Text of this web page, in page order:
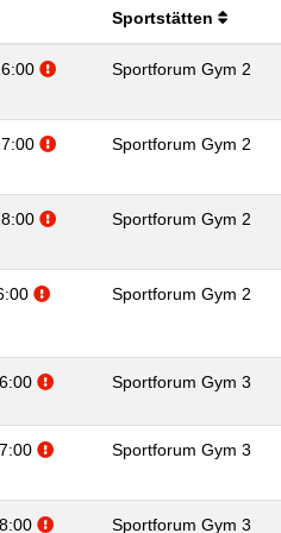
Sportstätten
Zusatzinformationen beachten.
Sportforum Gym 2
Zusatzinformationen beachten.
Sportforum Gym 2
Zusatzinformationen beachten.
Sportforum Gym 2
Zusatzinformationen beachten.
Sportforum Gym 2
Zusatzinformationen beachten.
Sportforum Gym 3
Zusatzinformationen beachten.
Sportforum Gym 3
Zusatzinformationen beachten.
Sportforum Gym 3